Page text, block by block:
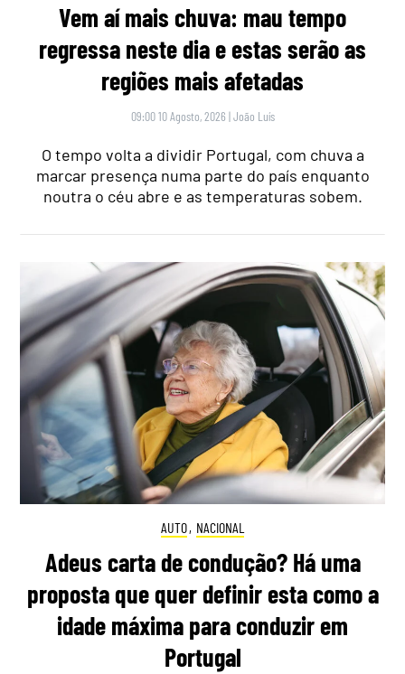
Vem aí mais chuva: mau tempo
regressa neste dia e estas serão as
regiões mais afetadas
09:00 10 Agosto, 2026 |João Luís
O tempo volta a dividir Portugal, com chuva a
marcar presença numa parte do país enquanto
noutra o céu abre e as temperaturas sobem.
AUTO, NACIONAL
Adeus carta de condução? Há uma
proposta que quer definir esta como a
idade máxima para conduzir em
Portugal